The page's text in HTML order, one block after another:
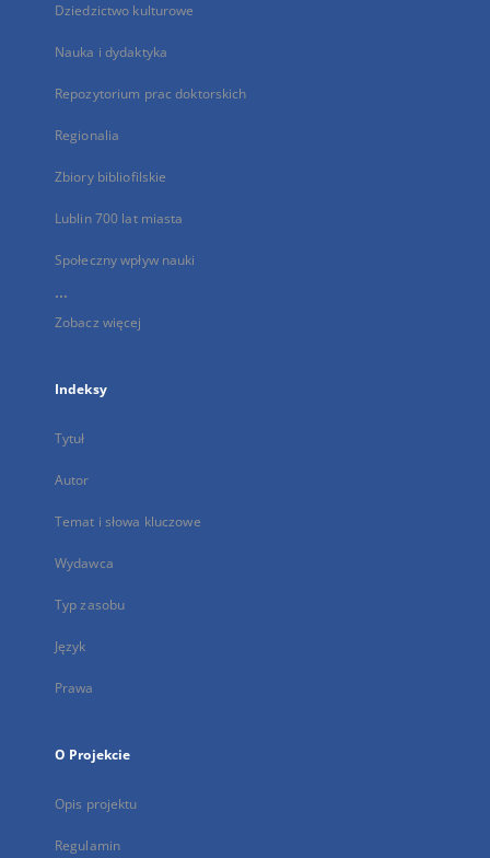
Dziedzictwo kulturowe
Nauka i dydaktyka
Repozytorium prac doktorskich
Regionalia
Zbiory bibliofilskie
Lublin 700 lat miasta
Społeczny wpływ nauki
...
Zobacz więcej
Indeksy
Tytuł
Autor
Temat i słowa kluczowe
Wydawca
Typ zasobu
Język
Prawa
O Projekcie
Opis projektu
Regulamin